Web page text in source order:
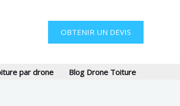
OBTENIR UN DEVIS
par drone Blog Drone Toiture